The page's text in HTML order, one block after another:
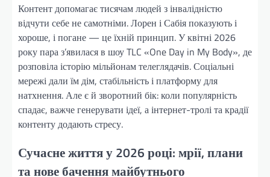
Контент допомагає тисячам людей з інвалідністю
відчути себе не самотніми. Лорен і Сабія показують і
хороше, і погане — це їхній принцип. У квітні 2026
року пара з’явилася в шоу TLC «One Day in My Body», де
розповіла історію мільйонам телеглядачів. Соціальні
мережі дали їм дім, стабільність і платформу для
натхнення. Але є й зворотний бік: коли популярність
спадає, важче генерувати ідеї, а інтернет-тролі та крадії
контенту додають стресу.
Сучасне життя у 2026 році: мрії, плани
та нове бачення майбутнього